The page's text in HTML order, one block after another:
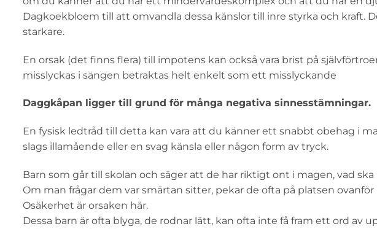
Dagkoekbloem till att omvandla dessa känslor till inre styrka och kraft.
starkare.
En orsak (det finns flera) till impotens kan också vara brist på
misslyckas i sängen betraktas helt enkelt som ett misslyckande
Daggkåpan ligger till grund för många negativa sinnesstämningar.
En fysisk ledtråd till detta kan vara att du känner ett snabbt obehag i
slags illamående eller en svag känsla eller någon form av tryck.
Barn som går till skolan och säger att de har riktigt ont i magen, vad ska
Om man frågar dem var smärtan sitter, pekar de ofta på platsen
Osäkerhet är orsaken här.
Dessa barn är ofta blyga, de rodnar lätt, kan ofta inte få fram ett ord av